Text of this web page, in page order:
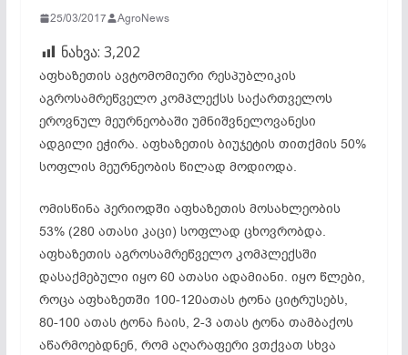
25/03/2017 AgroNews
ნახვა: 3,202
აფხაზეთის ავტომომიური რესპუბლიკის
აგროსამრეწველო კომპლექსს საქართველოს
ეროვნულ მეურნეობაში უმნიშვნელოვანესი
ადგილი ეჭირა. აფხაზეთის ბიუჯეტის თითქმის 50%
სოფლის მეურნეობის წილად მოდიოდა.
ომისწინა პერიოდში აფხაზეთის მოსახლეობის
53% (280 ათასი კაცი) სოფლად ცხოვრობდა.
აფხაზეთის აგროსამრეწველო კომპლექსში
დასაქმებული იყო 60 ათასი ადამიანი. იყო წლები,
როცა აფხაზეთში 100-120ათას ტონა ციტრუსებს,
80-100 ათას ტონა ჩაის, 2-3 ათას ტონა თამბაქოს
აწარმოებდნენ, რომ აღარაფერი ვთქვათ სხვა